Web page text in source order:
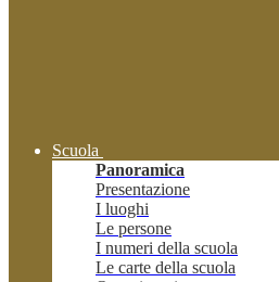
Scuola
Panoramica
Presentazione
I luoghi
Le persone
I numeri della scuola
Le carte della scuola